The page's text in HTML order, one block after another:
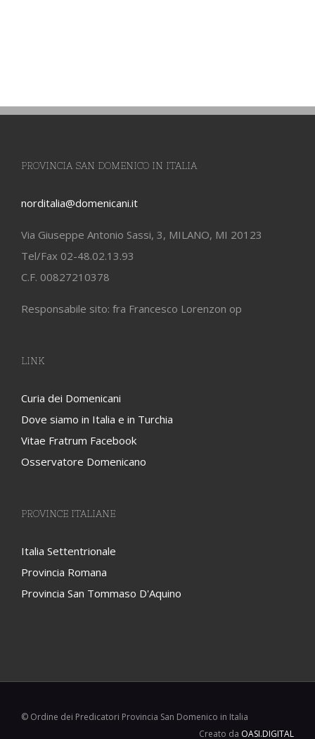
PROVINCIA SAN DOMENICO IN ITALIA
norditalia@domenicani.it
Via Giuseppe Antonio Sassi, 3, MILANO, MI 20123
Tel/Fax 02-48.02.13.93
C.F. 00827210378
Responsabile sito: fra Francesco Lorenzon op
LINK
Curia dei Domenicani
Dove siamo in Italia e in Turchia
Vitae Fratrum Facebook
Osservatore Domenicano
PROVINCE ITALIANE
Italia Settentrionale
Provincia Romana
Provincia San Tommaso D'Aquino
© Ordine dei Predicatori Provincia San Domenico in Italia
Creato da OASI.DIGITAL